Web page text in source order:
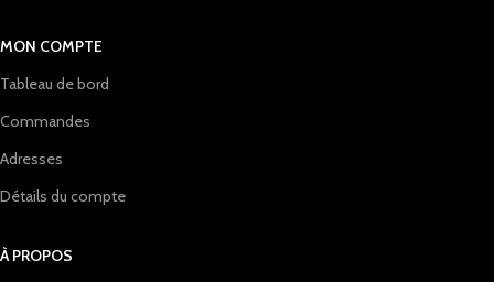
MON COMPTE
Tableau de bord
Commandes
Adresses
Détails du compte
À PROPOS